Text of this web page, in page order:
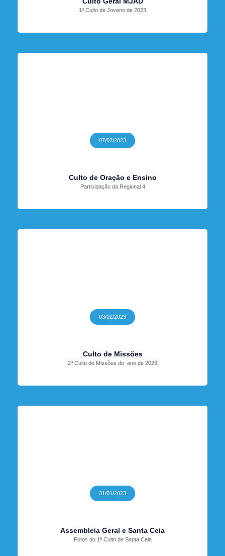
1º Culto de Jovens de 2023
07/02/2023
Culto de Oração e Ensino
Participação da Regional 4
03/02/2023
Culto de Missões
2º Culto de Missões do ano de 2023
31/01/2023
Assembleia Geral e Santa Ceia
Fotos do 1º Culto de Santa Ceia